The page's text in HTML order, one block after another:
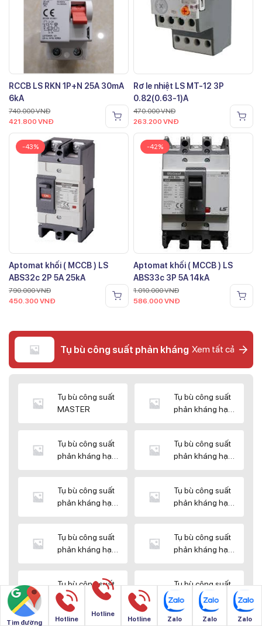
RCCB LS RKN 1P+N 25A 30mA
6kA
740.000VNĐ
421.800 VNĐ
Rơ le nhiệt LS MT-12 3P
0.82(0.63-1)A
470.000VNĐ
263.200 VNĐ
-43%
Aptomat khối ( MCCB ) LS
ABS32c 2P 5A 25kA
790.000VNĐ
450.300 VNĐ
-42%
Aptomat khối ( MCCB ) LS
ABS33c 3P 5A 14kA
1.010.000VNĐ
586.000 VNĐ
Tụ bù công suất phản kháng Xem tất cả
Tụ bù công suất
MASTER
Tụ bù công suất
phản kháng hạ
Tụ bù công suất
phản kháng hạ
Tụ bù công suất
phản kháng hạ
Tụ bù công suất
phản kháng hạ
Tụ bù công suất
phản kháng hạ
Tụ bù công suất
phản kháng hạ
Tụ bù công suất
phản kháng hạ
Tụ bù công suất
phản kháng hạ
thế SHIZUKI
Tụ bù công suất
phản kháng hạ
thế SINO
Tìm đường Hotline
Hotline
Hotline Zalo Zalo Zalo